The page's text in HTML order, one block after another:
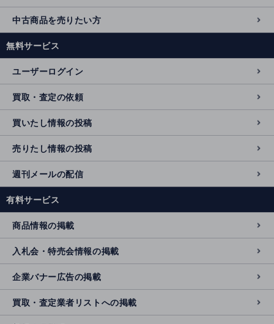
中古商品を売りたい方
無料サービス
ユーザーログイン
買取・査定の依頼
買いたし情報の投稿
売りたし情報の投稿
週刊メールの配信
有料サービス
商品情報の掲載
入札会・特売会情報の掲載
企業バナー広告の掲載
買取・査定業者リストへの掲載